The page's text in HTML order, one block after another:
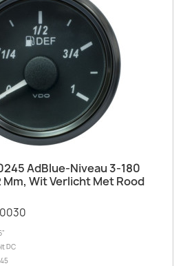
AdBlue-Niveau 3-180
Wit Verlicht Met Rood
DC